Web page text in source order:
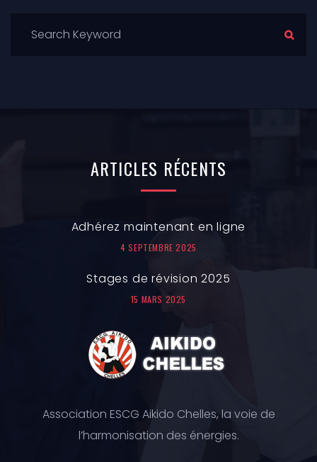
ARTICLES RÉCENTS
Adhérez maintenant en ligne
4 SEPTEMBRE 2025
Stages de révision 2025
15 MARS 2025
Association ESCG Aikido Chelles, la voie de
l’harmonisation des énergies.